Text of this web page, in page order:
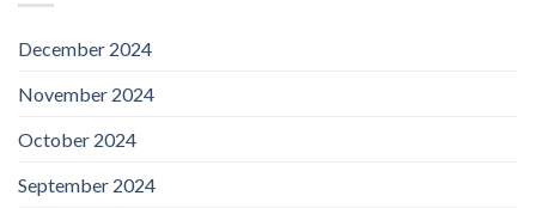
December 2024
November 2024
October 2024
September 2024